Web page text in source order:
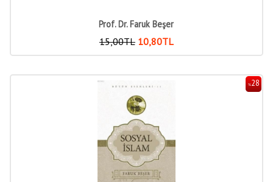
Prof. Dr. Faruk Beşer
15,00TL 10,80TL
%28